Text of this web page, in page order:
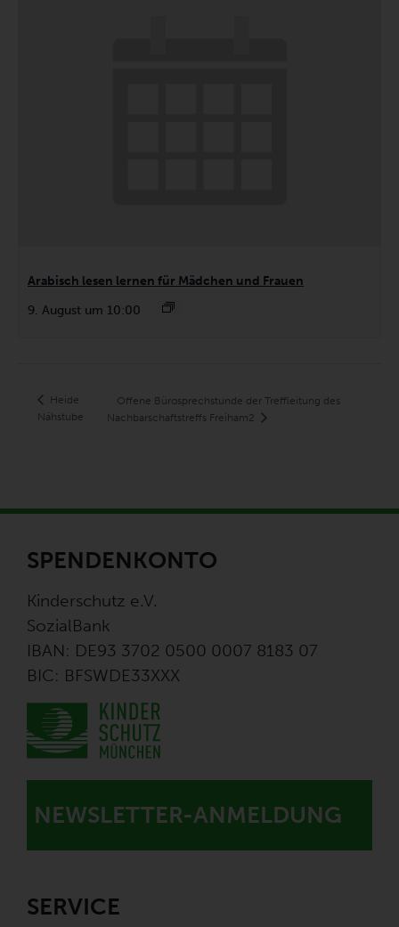
Arabisch lesen lernen für Mädchen und Frauen
9. August um 10:00
Heide
Nähstube
Offene Bürosprechstunde der Treffleitung des
Nachbarschaftstreffs Freiham2
SPENDENKONTO
Kinderschutz e.V.
SozialBank
IBAN: DE93 3702 0500 0007 8183 07
BIC: BFSWDE33XXX
NEWSLETTER-ANMELDUNG
SERVICE